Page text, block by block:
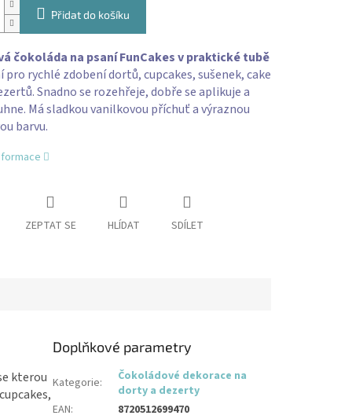
Přidat do košíku
čokoláda na psaní FunCakes v praktické tubě
pro rychlé zdobení dortů, cupcakes, sušenek, cake
Snadno se rozehřeje, dobře se aplikuje a
Má sladkou vanilkovou příchuť a výraznou
barvu.
ZEPTAT SE HLÍDAT SDÍLET
kterou
Doplňkové parametry
Kategorie:
Čokoládové dekorace na
dorty a dezerty
EAN: 8720512699470